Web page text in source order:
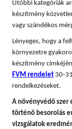
Utóbbi kategóriák
készítmény
vagy szándékos
Lényeges, hogy a
környezetre
készítmény
FVM rendelet 30-
rendelkezéseket.
A növényvédő szer
történő besorolás
vizsgálatok